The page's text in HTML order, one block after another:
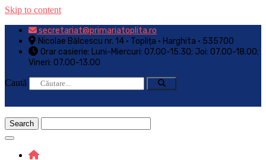
Skip to content
secretariat@primariatoplita.ro
Nicolae Bălcescu nr. 14 • Toplița • Harghita • 535700
Orar casierie: Luni-Miercuri: 07.00-15.30; Joi: 07.00-18.00;
Vineri: 07.00-13.00
Caută